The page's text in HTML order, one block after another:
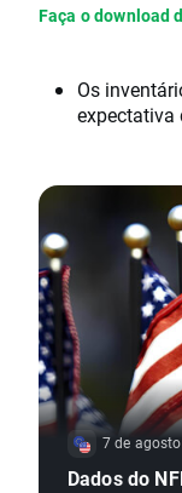
Faça o download
Os
expectativa
7 de
Dados do